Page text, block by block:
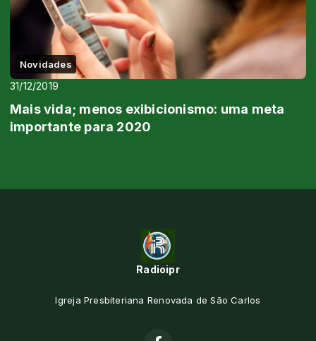
Novidades
31/12/2019
Mais vida; menos exibicionismo: uma meta
importante para 2020
Radioipr
Igreja Presbiteriana Renovada de São Carlos